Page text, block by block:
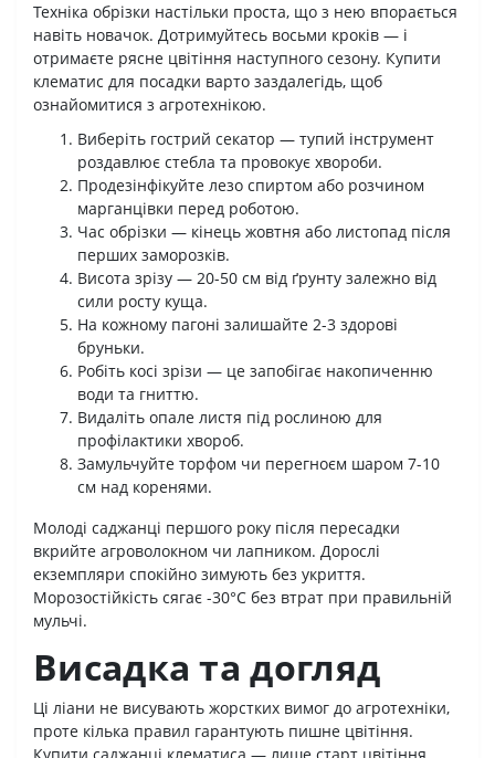
Техніка обрізки настільки проста, що з нею впорається
навіть новачок. Дотримуйтесь восьми кроків — і
отримаєте рясне цвітіння наступного сезону. Купити
клематис для посадки варто заздалегідь, щоб
ознайомитися з агротехнікою.
Виберіть гострий секатор — тупий інструмент
роздавлює стебла та провокує хвороби.
Продезінфікуйте лезо спиртом або розчином
марганцівки перед роботою.
Час обрізки — кінець жовтня або листопад після
перших заморозків.
Висота зрізу — 20-50 см від ґрунту залежно від
сили росту куща.
На кожному пагоні залишайте 2-3 здорові
бруньки.
Робіть косі зрізи — це запобігає накопиченню
води та гниттю.
Видаліть опале листя під рослиною для
профілактики хвороб.
Замульчуйте торфом чи перегноєм шаром 7-10
см над коренями.
Молоді саджанці першого року після пересадки
вкрийте агроволокном чи лапником. Дорослі
екземпляри спокійно зимують без укриття.
Морозостійкість сягає -30°C без втрат при правильній
мульчі.
Висадка та догляд
Ці ліани не висувають жорстких вимог до агротехніки,
проте кілька правил гарантують пишне цвітіння.